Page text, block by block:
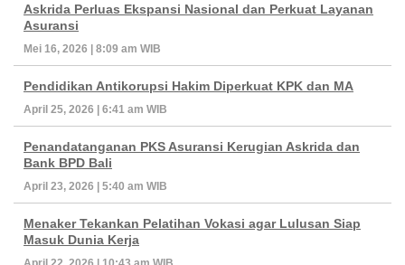
Askrida Perluas Ekspansi Nasional dan Perkuat Layanan
Asuransi
Mei 16, 2026 | 8:09 am WIB
Pendidikan Antikorupsi Hakim Diperkuat KPK dan MA
April 25, 2026 | 6:41 am WIB
Penandatanganan PKS Asuransi Kerugian Askrida dan
Bank BPD Bali
April 23, 2026 | 5:40 am WIB
Menaker Tekankan Pelatihan Vokasi agar Lulusan Siap
Masuk Dunia Kerja